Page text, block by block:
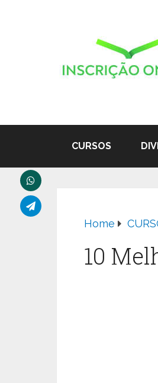
CURSOS
Home
10